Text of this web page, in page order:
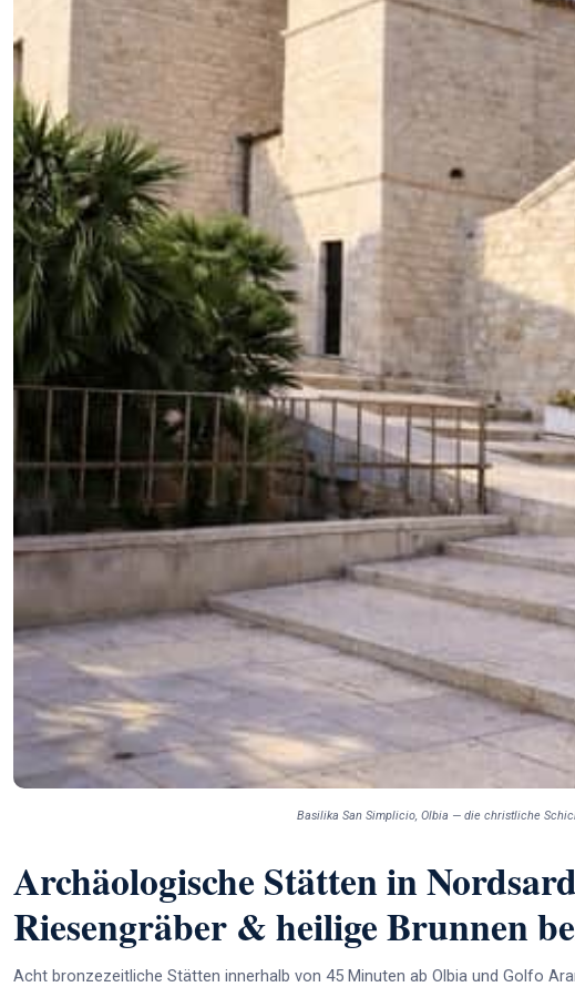
Basilika San Simplicio, Olbia — die christliche
Archäologische Stätten in
Riesengräber & heilige Brunnen
Acht bronzezeitliche Stätten innerhalb von 45 Minuten ab Olbia und Golfo